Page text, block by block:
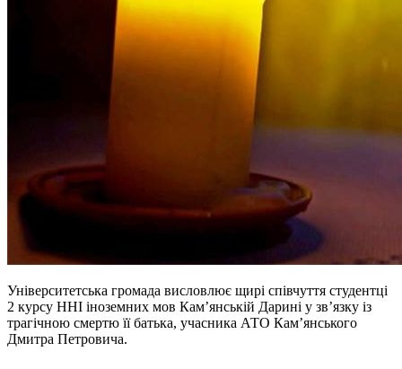
Університетська громада висловлює щирі співчуття студентці
2 курсу ННІ іноземних мов Кам’янській Дарині у зв’язку із
трагічною смертю її батька, учасника АТО Кам’янського
Дмитра Петровича.